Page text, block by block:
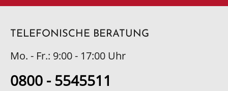
TELEFONISCHE BERATUNG
Mo. - Fr.: 9:00 - 17:00 Uhr
0800 - 5545511